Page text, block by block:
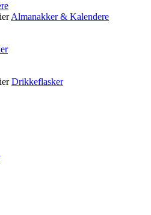
Almanakker & Kalendere
Drikkeflasker